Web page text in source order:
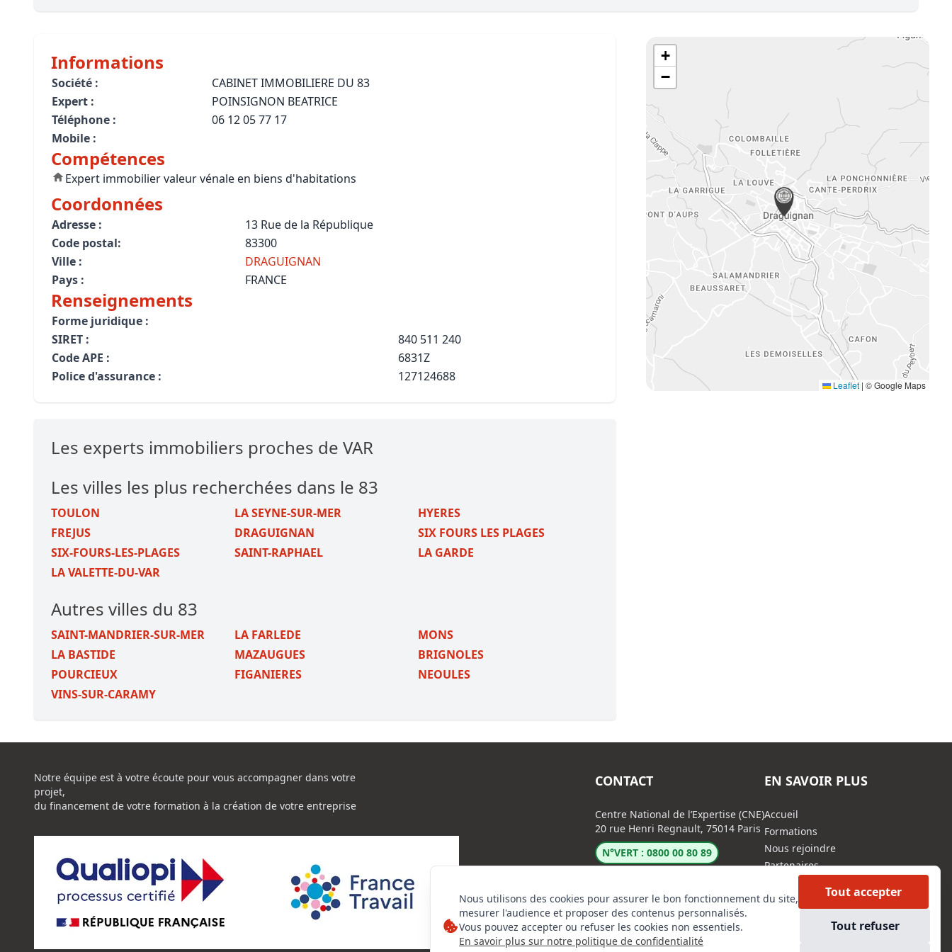
Pathologies des bâtiments
Lecture et compréhension d’un Plan Local d’Urbanisme (PLU)
Estimer le droit au bail
Développer et organiser l'activité de Syndic
Biens d’exception, belles demeures, châteaux et traits de côte
Informations
Société :
CABINET IMMOBILIERE DU 83
Expert :
POINSIGNON BEATRICE
Téléphone :
06 12 05 77 17
Mobile :
Compétences
Expert immobilier valeur vénale en biens d'habitations
Coordonnées
Adresse :
13 Rue de la République
Code postal:
83300
Ville :
DRAGUIGNAN
Pays :
FRANCE
Renseignements
Forme juridique :
SIRET :
840 511 240
Code APE :
6831Z
Police d'assurance :
127124688
Les experts immobiliers proches de VAR
Les villes les plus recherchées dans le 83
TOULON LA SEYNE-SUR-MER
HYERES
FREJUS
DRAGUIGNAN
SIX FOURS LES PLAGES
SIX-FOURS-LES-PLAGES
SAINT-RAPHAEL
LA GARDE
LA VALETTE-DU-VAR
Autres villes du 83
SAINT-MANDRIER-SUR-MER LA FARLEDE
MONS
LA BASTIDE
MAZAUGUES
BRIGNOLES
POURCIEUX
FIGANIERES
NEOULES
VINS-SUR-CARAMY
+
−
Leaflet | © Google Maps
Nous utilisons des cookies pour assurer le bon fonctionnement du site,
mesurer l'audience et proposer des contenus personnalisés.
Vous pouvez accepter ou refuser les cookies non essentiels.
En savoir plus sur notre politique de confidentialité
Tout accepter
Tout refuser
Notre équipe est à votre écoute pour vous accompagner dans votre
projet,
du financement de votre formation à la création de votre entreprise
CONTACT
Centre National de l’Expertise (CNE)
20 rue Henri Regnault, 75014 Paris
N°VERT : 0800 00 80 89
EN SAVOIR PLUS
Accueil
Formations
Nous rejoindre
Partenaires
Le C.N.E.